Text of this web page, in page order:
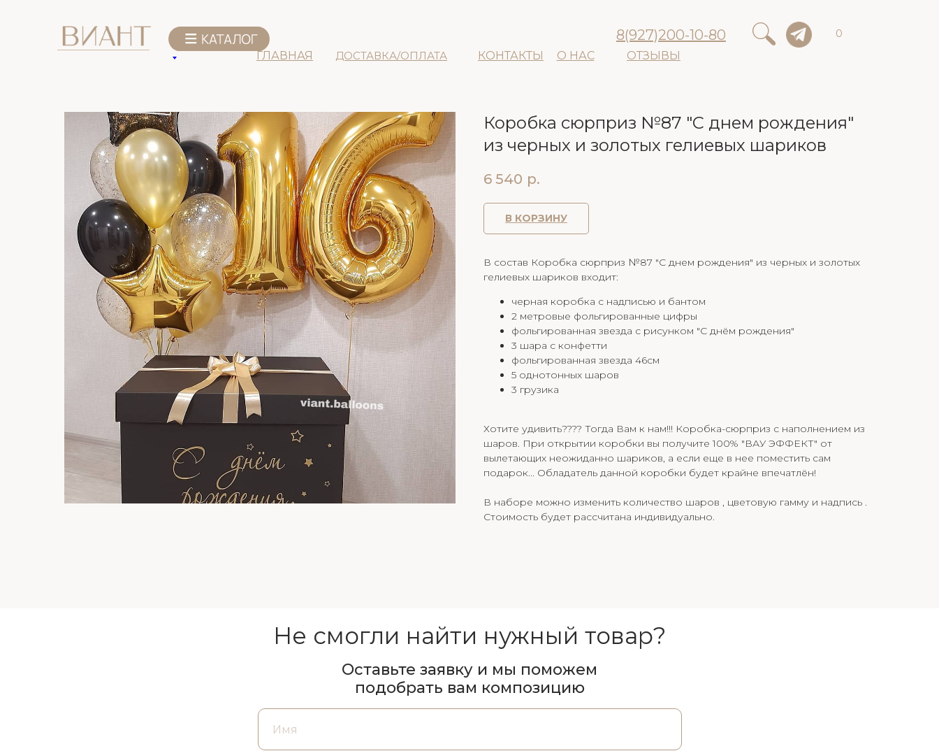
ДОСТАВКА/ОПЛАТА
ГЛАВНАЯ КОНТАКТЫ О НАС ОТЗЫВЫ
8(927)200-10-80 0
Коробка сюрприз №87 "С днем рождения"
из черных и золотых гелиевых шариков
6 540 р.
В КОРЗИНУ
В состав Коробка сюрприз №87 "С днем рождения" из черных и золотых
гелиевых шариков входит:
черная коробка с надписью и бантом
2 метровые фольгированные цифры
фольгированная звезда с рисунком "С днём рождения"
3 шара с конфетти
фольгированная звезда 46см
5 однотонных шаров
3 грузика
Хотите удивить???? Тогда Вам к нам!!! Коробка-сюрприз с наполнением из
шаров. При открытии коробки вы получите 100% "ВАУ ЭФФЕКТ" от
вылетающих неожиданно шариков, а если еще в нее поместить сам
подарок... Обладатель данной коробки будет крайне впечатлён!
В наборе можно изменить количество шаров , цветовую гамму и надпись .
Стоимость будет рассчитана индивидуально.
Не смогли найти нужный товар?
Оставьте заявку и мы поможем
подобрать вам композицию